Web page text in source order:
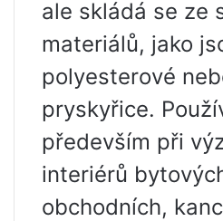
ale skládá se ze
materiálů, jako
polyesterové
pryskyřice.
především při
interiérů
obchodních,